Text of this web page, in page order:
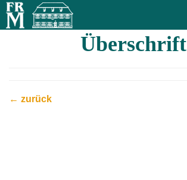
Überschrift
← zurück